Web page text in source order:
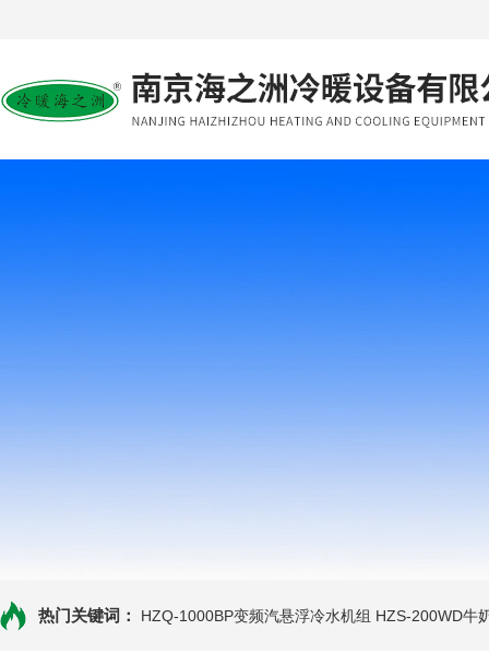
热门关键词： HZQ-1000BP变频汽悬浮冷水机组 HZS-200WD牛